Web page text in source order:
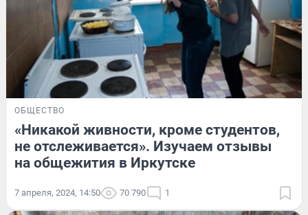
ОБЩЕСТВО
«Никакой живности, кроме студентов,
не отслеживается». Изучаем отзывы
на общежития в Иркутске
7 апреля, 2024, 14:50 70 790 1